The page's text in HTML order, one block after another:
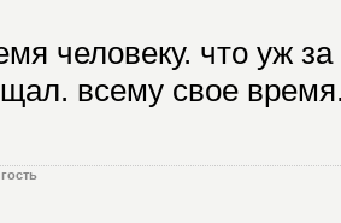
человеку. что уж
всему свое
гость